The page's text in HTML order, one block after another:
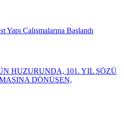
Yapı Çalışmalarına Başlandı
HUZURUNDA, 101. YIL SÖZÜ
DÖNÜŞEN,